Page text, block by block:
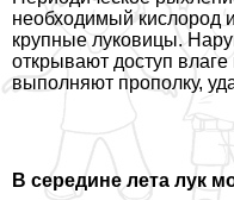
необходимый кислород
крупные луковицы.
открывают доступ
выполняют прополку,
В середине лета лук